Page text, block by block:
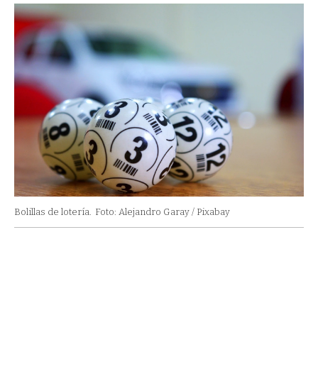
Bolillas de lotería. Foto: Alejandro Garay / Pixabay